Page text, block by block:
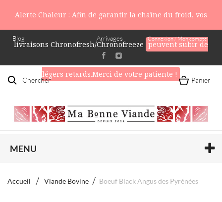
Alerte Chaleur : Afin de garantir la chaîne du froid, vos
livraisons Chronofresh/Chronofreeze peuvent subir de
légers retards.Merci de votre patiente !
Blog Connexion / Mon compte
Arrivages
Chercher Panier
MENU
Accueil Viande Bovine Boeuf Black Angus des Pyrénées